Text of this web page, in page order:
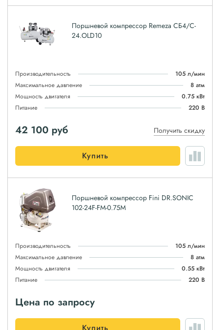
Поршневой компрессор Remeza СБ4/C-
24.OLD10
Производительность
105 л/мин
Максимальное давление
8 атм
Мощность двигателя
0.75 кВт
Питание
220 В
42 100 руб Получить скидку
Купить
Поршневой компрессор Fini DR.SONIC
102-24F-FM-0.75M
Производительность
105 л/мин
Максимальное давление
8 атм
Мощность двигателя
0.55 кВт
Питание
220 В
Цена по запросу